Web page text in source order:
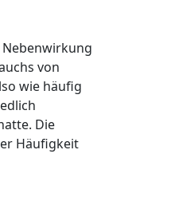
von
wie häufig
Die
Häufigkeit